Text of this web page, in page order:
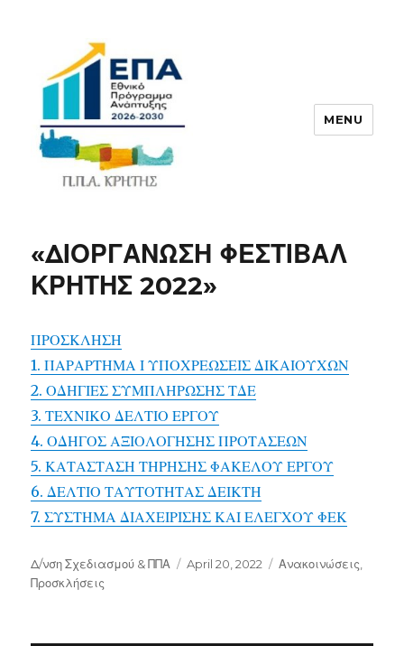
MENU
«ΔΙΟΡΓΑΝΩΣΗ ΦΕΣΤΙΒΑΛ
ΚΡΗΤΗΣ 2022»
ΠΡΟΣΚΛΗΣΗ
1. ΠΑΡΑΡΤΗΜΑ Ι ΥΠΟΧΡΕΩΣΕΙΣ ΔΙΚΑΙΟΥΧΩΝ
2. ΟΔΗΓΙΕΣ ΣΥΜΠΛΗΡΩΣΗΣ ΤΔΕ
3. ΤΕΧΝΙΚΟ ΔΕΛΤΙΟ ΕΡΓΟΥ
4. ΟΔΗΓΟΣ ΑΞΙΟΛΟΓΗΣΗΣ ΠΡΟΤΑΣΕΩΝ
5. ΚΑΤΑΣΤΑΣΗ ΤΗΡΗΣΗΣ ΦΑΚΕΛΟΥ ΕΡΓΟΥ
6. ΔΕΛΤΙΟ ΤΑΥΤΟΤΗΤΑΣ ΔΕΙΚΤΗ
7. ΣΥΣΤΗΜΑ ΔΙΑΧΕΙΡΙΣΗΣ ΚΑΙ ΕΛΕΓΧΟΥ ΦΕΚ
Author
Δ/νση Σχεδιασμού & ΠΠΑ
Posted
April 20, 2022 Categories
Ανακοινώσεις
Προσκλήσεις